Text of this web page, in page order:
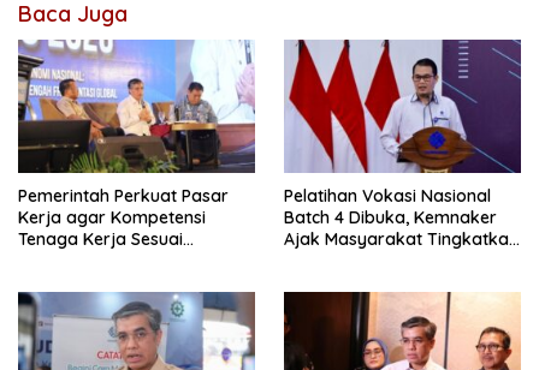
Baca Juga
Pemerintah Perkuat Pasar
Kerja agar Kompetensi
Tenaga Kerja Sesuai
Pelatihan Vokasi Nasional
Batch 4 Dibuka, Kemnaker
Ajak Masyarakat Tingkatkan